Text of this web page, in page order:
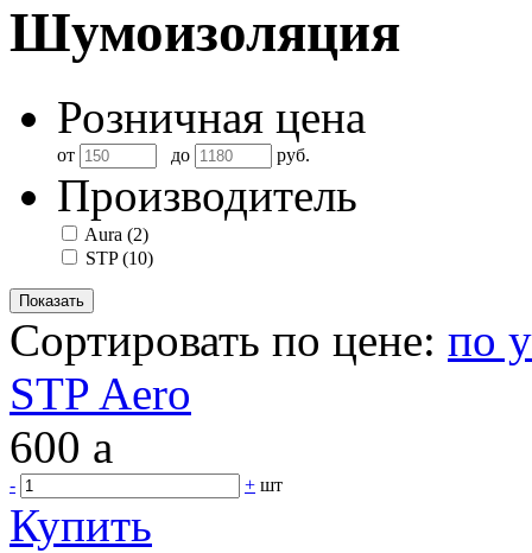
Шумоизоляция
Розничная цена
от до руб.
Производитель
Aura (2)
STP(10)
Сортировать по цене: по
STP Aero
600 a
- + шт
Купить